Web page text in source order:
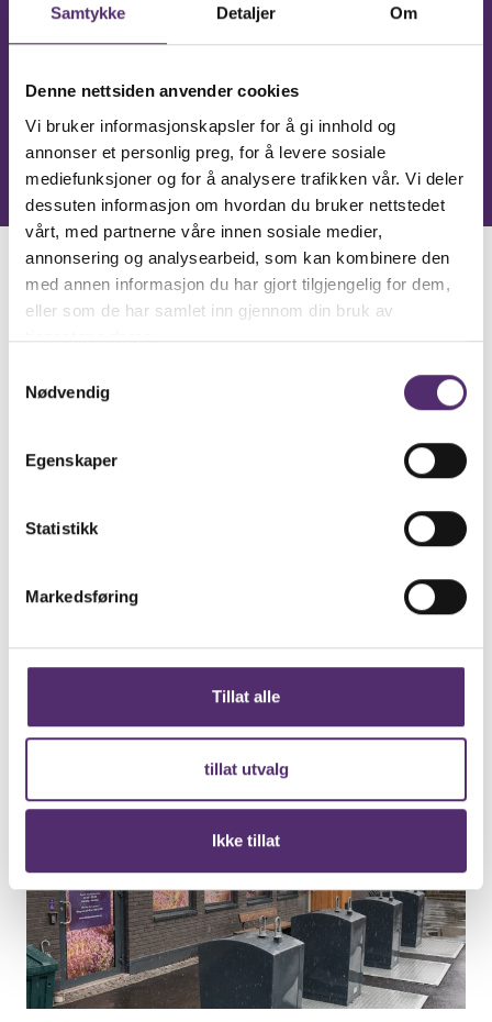
Samtykke Detaljer Om
Denne nettsiden anvender cookies
Vi bruker informasjonskapsler for å gi innhold og
annonser et personlig preg, for å levere sosiale
mediefunksjoner og for å analysere trafikken vår. Vi deler
dessuten informasjon om hvordan du bruker nettstedet
vårt, med partnerne våre innen sosiale medier,
annonsering og analysearbeid, som kan kombinere den
med annen informasjon du har gjort tilgjengelig for dem,
eller som de har samlet inn gjennom din bruk av
tjenestene deres.
Nødvendig
Egenskaper
Statistikk
Markedsføring
Tillat alle
tillat utvalg
Ikke tillat
Åpne på Facebook
Bilder fra senteret